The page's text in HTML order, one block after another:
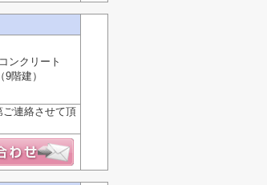
ンクリート
9階建）
連絡させて頂